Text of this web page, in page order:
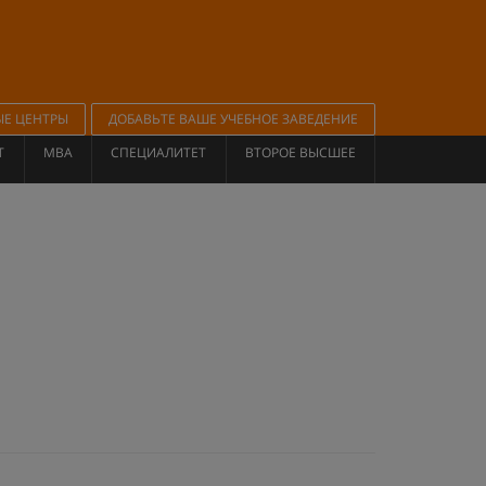
ЦЕНТРЫ
ДОБАВЬТЕ ВАШЕ УЧЕБНОЕ ЗАВЕДЕНИЕ
MBA СПЕЦИАЛИТЕТ ВТОРОЕ ВЫСШЕЕ